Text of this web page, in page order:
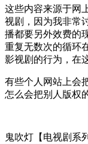
这些内容来源于网
视剧，因为我非常
播都要另外效费的
重复无数次的循环
影视剧的行为，在
有些个人网站上会
怎么会把别人版
鬼吹灯【电视剧系